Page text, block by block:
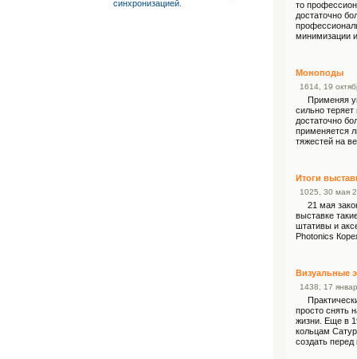
синхронизацией.
то
достаточно
минимизации
Моноподы
1614 , 19
Применяя
сильно
достаточно
применяется
тяжестей на
Итоги
1025 , 30 мая
21 мая
выставке
штативы и
Photonics
Визуальные
1438 , 17
Практически
просто снять
жизни. Еще в
кольцам
создать